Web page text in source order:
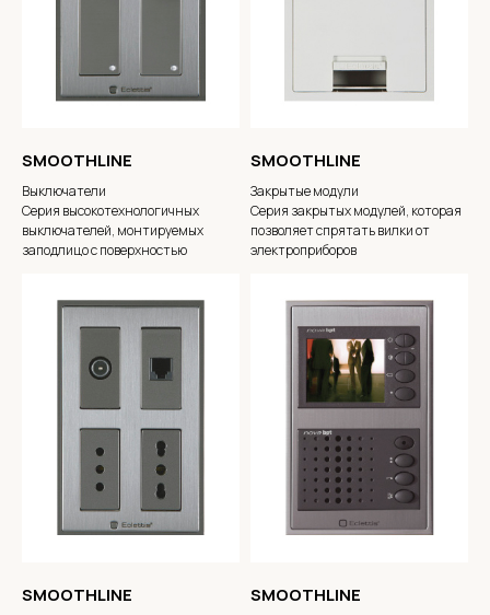
SMOOTHLINE
Выключатели
Серия высокотехнологичных
выключателей, монтируемых
заподлицо с поверхностью
SMOOTHLINE
Закрытые модули
Серия закрытых модулей, которая
позволяет спрятать вилки от
электроприборов
SMOOTHLINE SMOOTHLINE